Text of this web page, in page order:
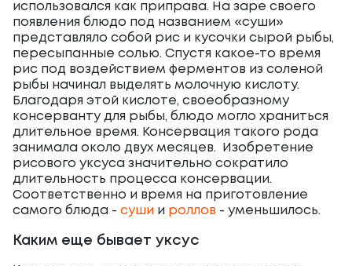
использовался как приправа. На заре своего
появления блюдо под названием «суши»
представляло собой рис и кусочки сырой рыбы,
пересыпанные солью. Спустя какое-то время
рис под воздействием ферментов из соленой
рыбы начинал выделять молочную кислоту.
Благодаря этой кислоте, своеобразному
консерванту для рыбы, блюдо могло храниться
длительное время. Консервация такого рода
занимала около двух месяцев. Изобретение
рисового уксуса значительно сократило
длительность процесса консервации.
Соответственно и время на приготовление
самого блюда - суши и роллов - уменьшилось.
Каким еще бывает уксус